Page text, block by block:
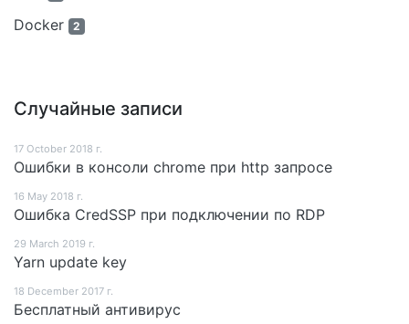
Docker 2
Случайные записи
17 October 2018 г.
Ошибки в консоли chrome при http запросе
16 May 2018 г.
Ошибка CredSSP при подключении по RDP
29 March 2019 г.
Yarn update key
18 December 2017 г.
Бесплатный антивирус